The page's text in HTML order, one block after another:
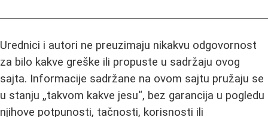
Urednici i autori ne preuzimaju nikakvu odgovornost
za bilo kakve greške ili propuste u sadržaju ovog
sajta. Informacije sadržane na ovom sajtu pružaju se
u stanju „takvom kakve jesu“, bez garancija u pogledu
njihove potpunosti, tačnosti, korisnosti ili